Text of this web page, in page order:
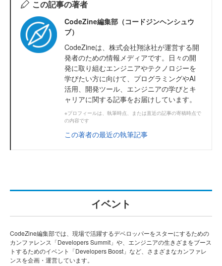
この記事の著者
CodeZine編集部（コードジンヘンシュウ
ブ）
CodeZineは、株式会社翔泳社が運営する開
発者のための情報メディアです。日々の開
発に取り組むエンジニアやテクノロジーを
学びたい方に向けて、プログラミングやAI
活用、開発ツール、エンジニアの学びとキ
ャリアに関する記事をお届けしています。
※プロフィールは、執筆時点、または直近の記事の寄稿時点で
の内容です
この著者の最近の執筆記事
イベント
CodeZine編集部では、現場で活躍するデベロッパーをスターにするための
カンファレンス「Developers Summit」や、エンジニアの生きざまをブース
トするためのイベント「Developers Boost」など、さまざまなカンファレ
ンスを企画・運営しています。